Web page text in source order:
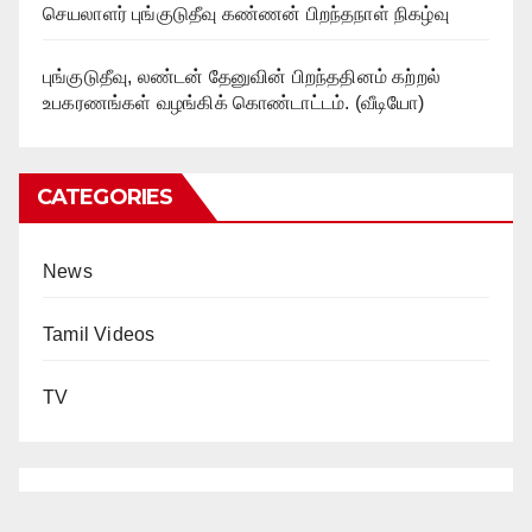
செயலாளர் புங்குடுதீவு கண்ணன் பிறந்தநாள் நிகழ்வு
புங்குடுதீவு, லண்டன் தேனுவின் பிறந்ததினம் கற்றல்
உபகரணங்கள் வழங்கிக் கொண்டாட்டம். (வீடியோ)
CATEGORIES
News
Tamil Videos
TV